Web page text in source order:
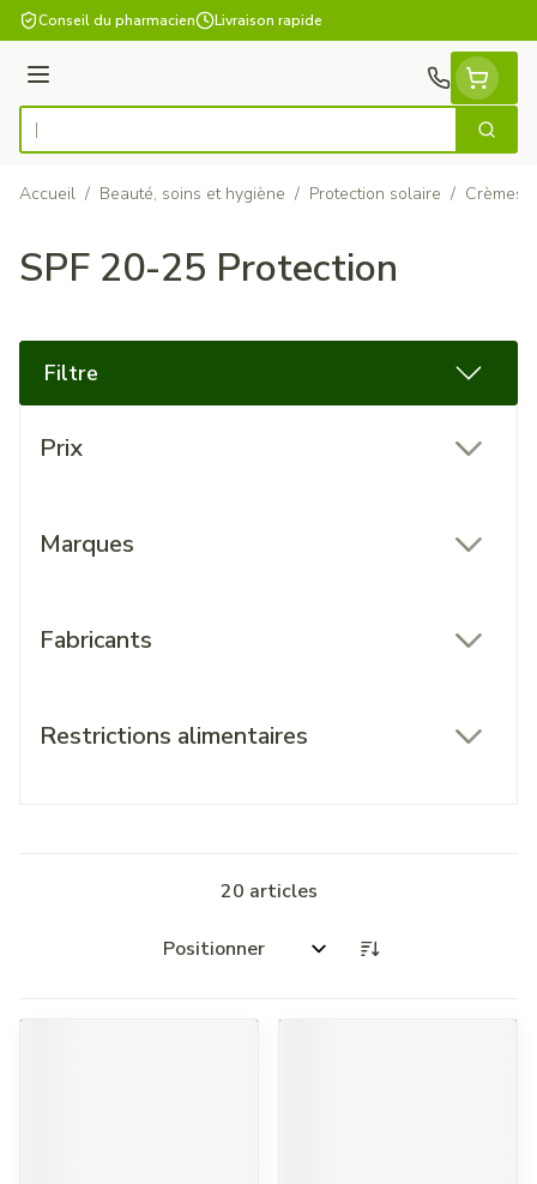
Aller au contenu
Conseil du pharmacien Livraison rapide
Menu
Rechercher
Accueil / Beauté, soins et hygiène / Protection solaire / Crèmes
SPF 20-25 Protection
Filtre
Prix
Marques
Fabricants
Restrictions alimentaires
20 articles
Trier par: